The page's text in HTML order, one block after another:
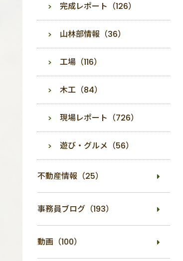
完成レポート（126）
山林部情報（36）
工場（116）
木工（84）
現場レポート（726）
遊び・グルメ（56）
不動産情報（25）
事務員ブログ（193）
動画（100）